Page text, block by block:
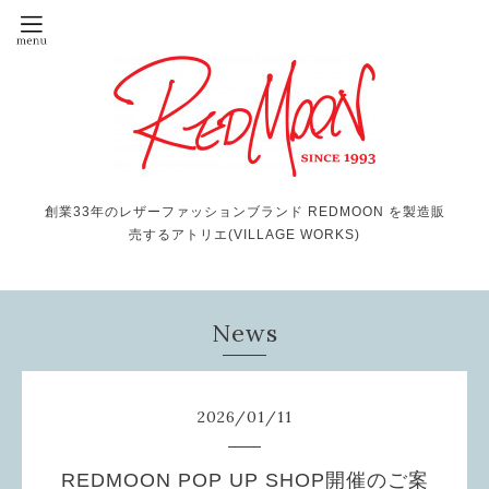
創業33年のレザーファッションブランド REDMOON を製造販
売するアトリエ(VILLAGE WORKS)
News
2026/01/11
REDMOON POP UP SHOP開催のご案